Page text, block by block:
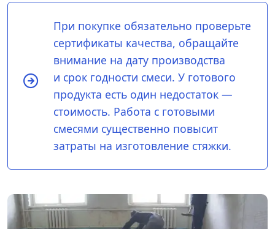
При покупке обязательно проверьте
сертификаты качества, обращайте
внимание на дату производства
и срок годности смеси. У готового
продукта есть один недостаток —
стоимость. Работа с готовыми
смесями существенно повысит
затраты на изготовление стяжки.